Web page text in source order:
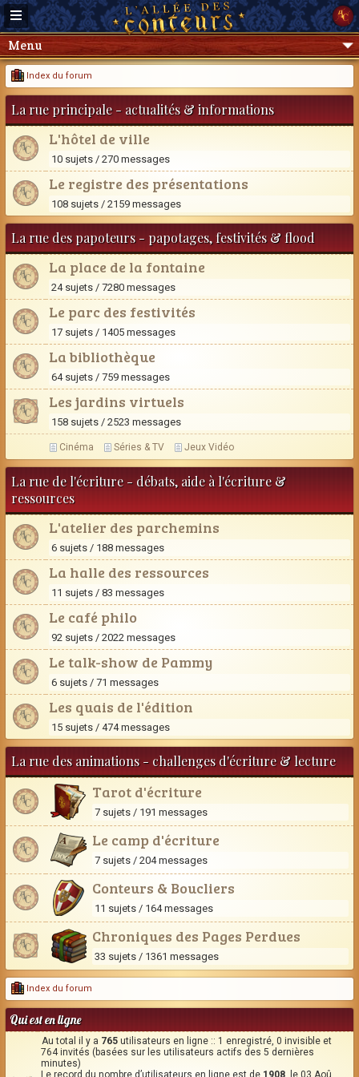
Menu
Index du forum
La rue principale - actualités & informations
L'hôtel de ville
10 sujets / 270 messages
Le registre des présentations
108 sujets / 2159 messages
La rue des papoteurs - papotages, festivités & flood
La place de la fontaine
24 sujets / 7280 messages
Le parc des festivités
17 sujets / 1405 messages
La bibliothèque
64 sujets / 759 messages
Les jardins virtuels
158 sujets / 2523 messages
Cinéma Séries & TV Jeux Vidéo
La rue de l'écriture - débats, aide à l'écriture &
ressources
L'atelier des parchemins
6 sujets / 188 messages
La halle des ressources
11 sujets / 83 messages
Le café philo
92 sujets / 2022 messages
Le talk-show de Pammy
6 sujets / 71 messages
Les quais de l'édition
15 sujets / 474 messages
La rue des animations - challenges d'écriture & lecture
Tarot d'écriture
7 sujets / 191 messages
Le camp d'écriture
7 sujets / 204 messages
Conteurs & Boucliers
11 sujets / 164 messages
Chroniques des Pages Perdues
33 sujets / 1361 messages
Index du forum
Qui est en ligne
Au total il y a 765 utilisateurs en ligne :: 1 enregistré, 0 invisible et
764 invités (basées sur les utilisateurs actifs des 5 dernières
minutes)
Le record du nombre d’utilisateurs en ligne est de 1908 , le 03 Aoû